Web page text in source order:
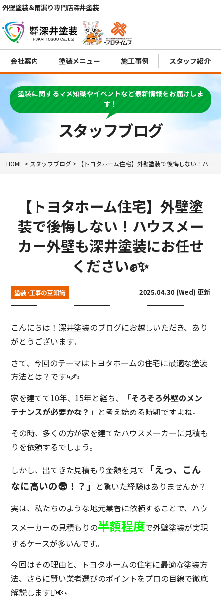
外壁塗装＆雨漏り専門店深井塗装
電話
会社案内 塗装メニュー 施工事例 スタッフ紹介
スタッフブログ
塗装に関するマメ知識やイベントなど最新情報をお届けしま
す！
HOME > スタッフブログ > 【トヨタホーム住宅】外壁塗装で後悔しない！ハウスメーカー外壁も深井塗装にお任せください✊✨
【トヨタホーム住宅】外壁塗
装で後悔しない！ハウスメー
カー外壁も深井塗装にお任せ
ください✊✨
塗装･工事の豆知識 2025.04.30 (Wed) 更新
こんにちは！深井塗装のブログにお越しいただき、あり
がとうございます。
さて、今回のテーマはトヨタホームの住宅に最適な塗装
方法とは？です५✍️
家を建てて10年、15年と経ち、
「そろそろ外壁のメン
テナンスが必要かな？」 と考え始める時期ですよね。
その時、多くの方が家を建てたハウスメーカーに見積も
りを依頼するでしょう。
しかし、出てきた見積もり金額を見て 「えっ、こん
なに高いの😨！？」
と驚いた経験はありませんか？
実は、私たちのような地元業者に依頼することで、ハウ
スメーカーの見積もりの半額程度で外壁塗装が実現
するケースが多いんです。
今回はその理由と、トヨタホームの住宅に最適な塗装方
法、さらに賢い業者選びのポイントをプロの目線で徹底
解説します⋆͛📢⋆